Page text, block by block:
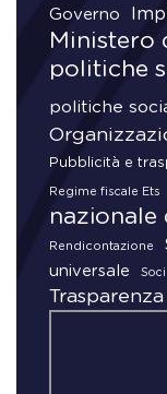
Governo
Ministero
politiche
politiche
Pubblicità e
Regime fiscale Ets
nazionale
Rendicontazione
universale
Soci
Trasparenza